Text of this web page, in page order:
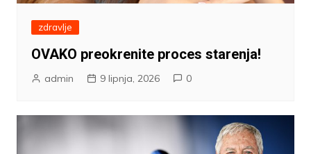
zdravlje
OVAKO preokrenite proces starenja!
admin 9 lipnja, 2026 0